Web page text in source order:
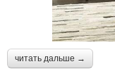
читать дальше →